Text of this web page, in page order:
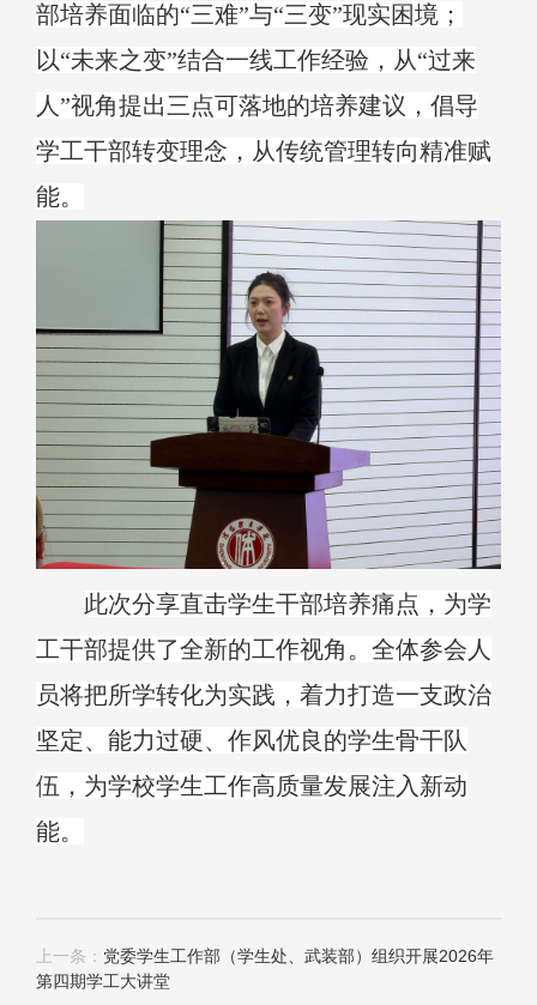
部培养面临的“三难”与“三变”现实困境；
以“未来之变”结合一线工作经验，从“过来
人”视角提出三点可落地的培养建议，倡导
学工干部转变理念，从传统管理转向精准赋
能。
此次分享直击学生干部培养痛点，为学
工干部提供了全新的工作视角。全体参会人
员将把所学转化为实践，着力打造一支政治
坚定、能力过硬、作风优良的学生骨干队
伍，为学校学生工作高质量发展注入新动
能。
上一条： 党委学生工作部（学生处、武装部）组织开展2026年
第四期学工大讲堂